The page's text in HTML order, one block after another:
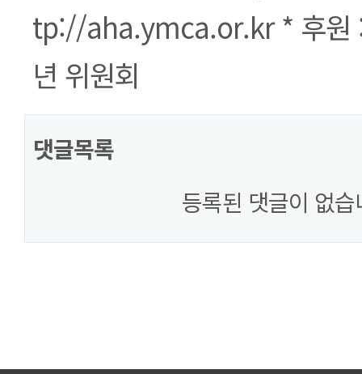
tp://aha.ymca.or.kr * 후원
년 위원회
댓글목록
등록된 댓글이 없습